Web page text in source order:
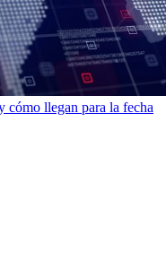
cómo llegan para la fecha